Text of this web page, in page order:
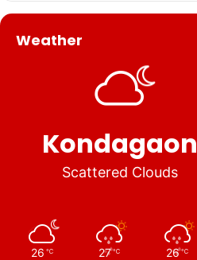
Weather
Kondagaon
Scattered Clouds
26 ℃ 27 ℃ 26 ℃